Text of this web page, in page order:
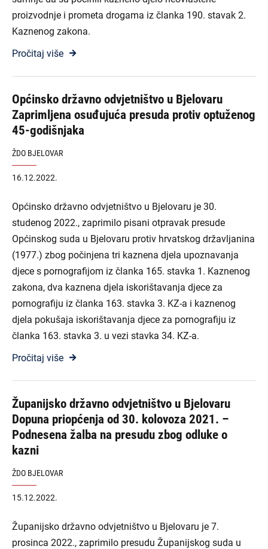
proizvodnje i prometa drogama iz članka 190. stavak 2.
Kaznenog zakona.
Pročitaj više
Općinsko državno odvjetništvo u Bjelovaru
Zaprimljena osuđujuća presuda protiv optuženog
45-godišnjaka
ŽDO BJELOVAR
16.12.2022.
Općinsko državno odvjetništvo u Bjelovaru je 30.
studenog 2022., zaprimilo pisani otpravak presude
Općinskog suda u Bjelovaru protiv hrvatskog državljanina
(1977.) zbog počinjena tri kaznena djela upoznavanja
djece s pornografijom iz članka 165. stavka 1. Kaznenog
zakona, dva kaznena djela iskorištavanja djece za
pornografiju iz članka 163. stavka 3. KZ-a i kaznenog
djela pokušaja iskorištavanja djece za pornografiju iz
članka 163. stavka 3. u vezi stavka 34. KZ-a.
Pročitaj više
Županijsko državno odvjetništvo u Bjelovaru
Dopuna priopćenja od 30. kolovoza 2021. –
Podnesena žalba na presudu zbog odluke o
kazni
ŽDO BJELOVAR
15.12.2022.
Županijsko državno odvjetništvo u Bjelovaru je 7.
prosinca 2022., zaprimilo presudu Županijskog suda u